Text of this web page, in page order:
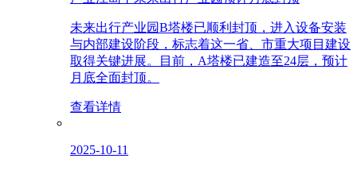
未来出行产业园B塔楼已顺利封顶，进入设备安装
与内部建设阶段，标志着这一省、市重大项目建设
取得关键进展。目前，A塔楼已建造至24层，预计
月底全面封顶。
查看详情
2025-10-11